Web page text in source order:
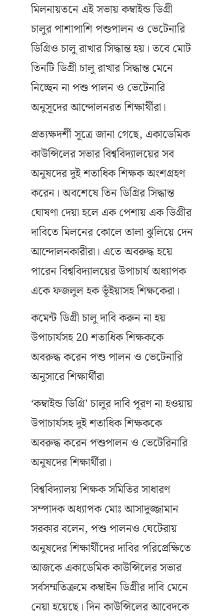
মিলনায়তনে এই সভায় কম্বাইন্ড ডিগ্রী
চালুর পাশাপাশি পশুপালন ও ভেটেনারি
ডিগ্রিও চালু রাখার সিদ্ধান্ত হয়। তবে মোট
তিনটি ডিগ্রী চালু রাখার সিদ্ধান্ত মেনে
নিচ্ছেন না পশু পালন ও ভেটেনারি
অনুসূদের আন্দোলনরত শিক্ষার্থীরা।
প্রত্যক্ষদর্শী সূত্রে জানা গেছে, একাডেমিক
কাউন্সিলের সভার বিশ্ববিদ্যালয়ের সব
অনুষদের দুই শতাধিক শিক্ষক অংশগ্রহণ
করেন। অবশেষে তিন ডিগ্রির সিদ্ধান্ত
ঘোষণা দেয়া হলে এক পেশায় এক ডিগ্রীর
দাবিতে মিলনের কোলে তালা ঝুলিয়ে দেন
আন্দোলনকারীরা। এতে অবরুদ্ধ হয়ে
পারেন বিশ্ববিদ্যালয়ের উপাচার্য অধ্যাপক
একে ফজলুল হক ভূঁইয়াসহ শিক্ষকেরা।
কমেন্ট ডিগ্রী চালু দাবি করুন না হয়
উপাচার্যসহ 20 শতাধিক শিক্ষককে
অবরুদ্ধ করেন পশু পালন ও ভেটেনারি
অনুসারে শিক্ষার্থীরা
‘কম্বাইন্ড ডিগ্রি’ চালুর দাবি পূরণ না হওয়ায়
উপাচার্যসহ দুই শতাধিক শিক্ষককে
অবরুদ্ধ করেন পশুপালন ও ভেটেরিনারি
অনুষদের শিক্ষার্থীরা।
বিশ্ববিদ্যালয় শিক্ষক সমিতির সাধারণ
সম্পাদক অধ্যাপক মোঃ আসাদুজ্জামান
সরকার বলেন, পশু পালনও ঘেটেরায়
অনুষদের শিক্ষার্থীদের দাবির পরিপ্রেক্ষিতে
আজকে একাডেমিক কাউন্সিলের সভার
সর্বসম্মতিক্রমে কম্বাইন ডিগ্রীর দাবি মেনে
নেয়া হয়েছে। দিন কাউন্সিলের আবেদকে